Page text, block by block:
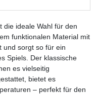
die ideale Wahl für den
funktionalen Material mit
und sorgt so für ein
Spiels. Der klassische
es vielseitig
bietet es
– perfekt für den